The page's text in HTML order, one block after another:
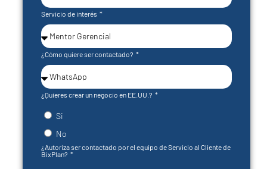
Servicio de interés
¿Cómo quiere ser contactado?
¿Quieres crear un negocio en EE.UU.?
Si
No
¿Autoriza ser contactado por el equipo de Servicio al Cliente de
BixPlan?